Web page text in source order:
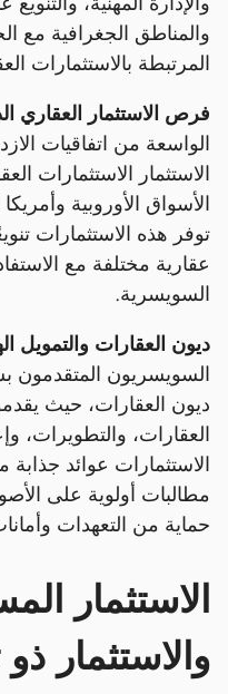
والمناطق الجغرافية مع
المرتبطة بالاستثمارات
فرص الاستثمار العقاري
الواسعة من اتفاقيات
الاستثمار الاستثمارات
الأسواق الأوروبية
توفر هذه الاستثمارات
عقارية مختلفة مع
السويسرية.
ديون العقارات والتمويل
السويسريون المتقدمون
ديون العقارات، حيث
العقارات، والتطويرات،
الاستثمارات عوائد
مطالبات أولوية على
حماية من التعهدات
الاستثمار
والاستثمار ذو